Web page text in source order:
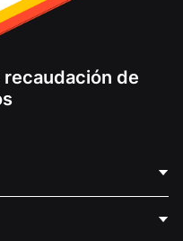
recaudación de